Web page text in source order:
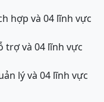
hợp và 04 lĩnh vực
trợ và 04 lĩnh vực
lý và 04 lĩnh vực